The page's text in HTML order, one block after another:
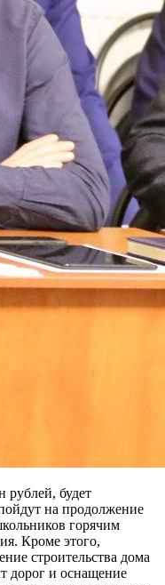
рублей, будет
на продолжение
горячим
Кроме этого,
строительства дома
дорог и оснащение